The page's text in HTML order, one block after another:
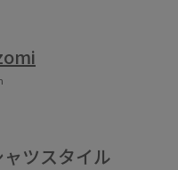
ツスタイル